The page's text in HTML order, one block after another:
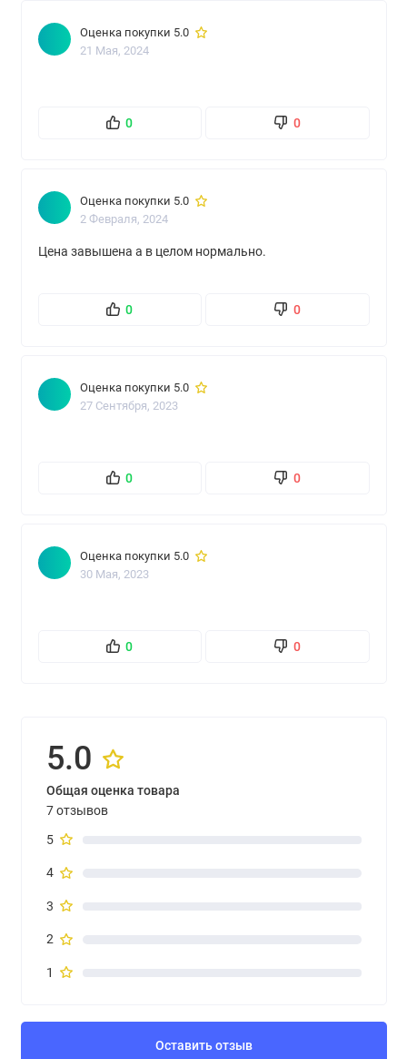
Оценка покупки 5.0
21 Мая, 2024
0 0
Оценка покупки 5.0
2 Февраля, 2024
Цена завышена а в целом нормально.
0 0
Оценка покупки 5.0
27 Сентября, 2023
0 0
Оценка покупки 5.0
30 Мая, 2023
0 0
5.0
Общая оценка товара
7 отзывов
5
4
3
2
1
Оставить отзыв